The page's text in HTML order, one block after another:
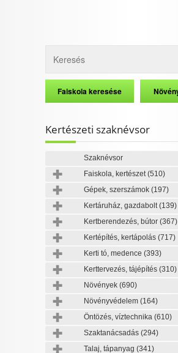
Kertészeti szaknévsor
Szaknévsor
Faiskola, kertészet(510)
Gépek, szerszámok (197)
Kertáruház, gazdabolt(139)
Kertberendezés, bútor (367)
Kertépítés, kertápolás (717)
Kerti tó, medence (393)
Kerttervezés, tájépítés (310)
Növények (690)
Növényvédelem (164)
Öntözés, víztechnika (610)
Szaktanácsadás (294)
Talaj, tápanyag (341)